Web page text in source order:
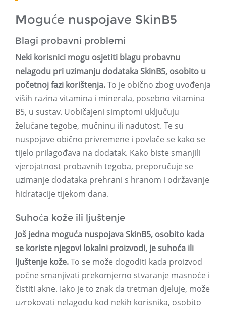
Moguće nuspojave SkinB5
Blagi probavni problemi
Neki korisnici mogu osjetiti blagu probavnu
nelagodu pri uzimanju dodataka SkinB5, osobito u
početnoj fazi korištenja.To je obično zbog uvođenja
viših razina vitamina i minerala, posebno vitamina
B5, u sustav. Uobičajeni simptomi uključuju
želučane tegobe, mučninu ili nadutost. Te su
nuspojave obično privremene i povlače se kako se
tijelo prilagođava na dodatak. Kako biste smanjili
vjerojatnost probavnih tegoba, preporučuje se
uzimanje dodataka prehrani s hranom i održavanje
hidratacije tijekom dana.
Suhoća kože ili ljuštenje
Još jedna moguća nuspojava SkinB5, osobito kada
se koriste njegovi lokalni proizvodi, je suhoća ili
ljuštenje kože.To se može dogoditi kada proizvod
počne smanjivati ​​prekomjerno stvaranje masnoće i
čistiti akne. Iako je to znak da tretman djeluje, može
uzrokovati nelagodu kod nekih korisnika, osobito